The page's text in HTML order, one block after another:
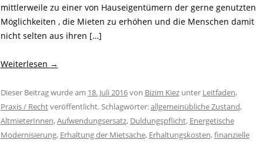
mittlerweile zu einer von Hauseigentümern der gerne genutzten
Möglichkeiten , die Mieten zu erhöhen und die Menschen damit
nicht selten aus ihren […]
Weiterlesen →
Dieser Beitrag wurde am 18. Juli 2016von Bizim Kiezunter Leitfaden,
Praxis / Rechtveröffentlicht. Schlagwörter:allgemeinübliche Zustand,
AltmieterInnen,Aufwendungsersatz, Duldungspflicht, Energetische
Modernisierung, Erhaltung der Mietsache, Erhaltungskosten,finanzielle